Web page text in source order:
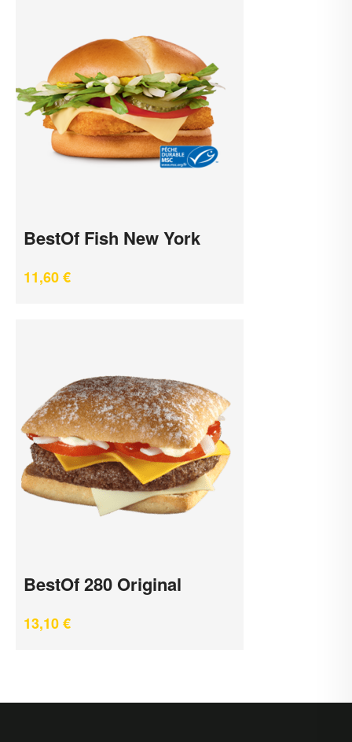
BestOf Fish New York
11,60€
BestOf 280 Original
13,10€